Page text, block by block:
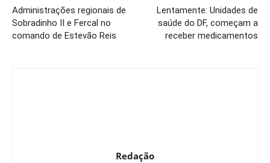
Administrações regionais de
Sobradinho II e Fercal no
comando de Estevão Reis
Lentamente: Unidades de
saúde do DF, começam a
receber medicamentos
Redação